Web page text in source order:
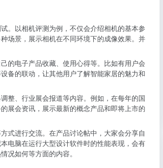
。以相机评测为例，不仅会介绍相机的基本参
场景，展示相机在不同环境下的成像效果。并
的电子产品收藏、使用心得等。比如有用户会
备的联动，让其他用户了解智能家居的魅力和
整、行业展会报道等内容。例如，在每年的国
展会资讯，展示最新的概念产品和即将上市的
式进行交流。在产品讨论帖中，大家会分享自
电脑在运行大型设计软件时的性能表现，会有
况如何等方面的内容。